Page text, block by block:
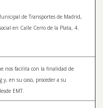
de Transportes de Madrid,
en Calle Cerro de la Plata, 4.
nos facilita con la finalidad de
en su caso, proceder a su
EMT.